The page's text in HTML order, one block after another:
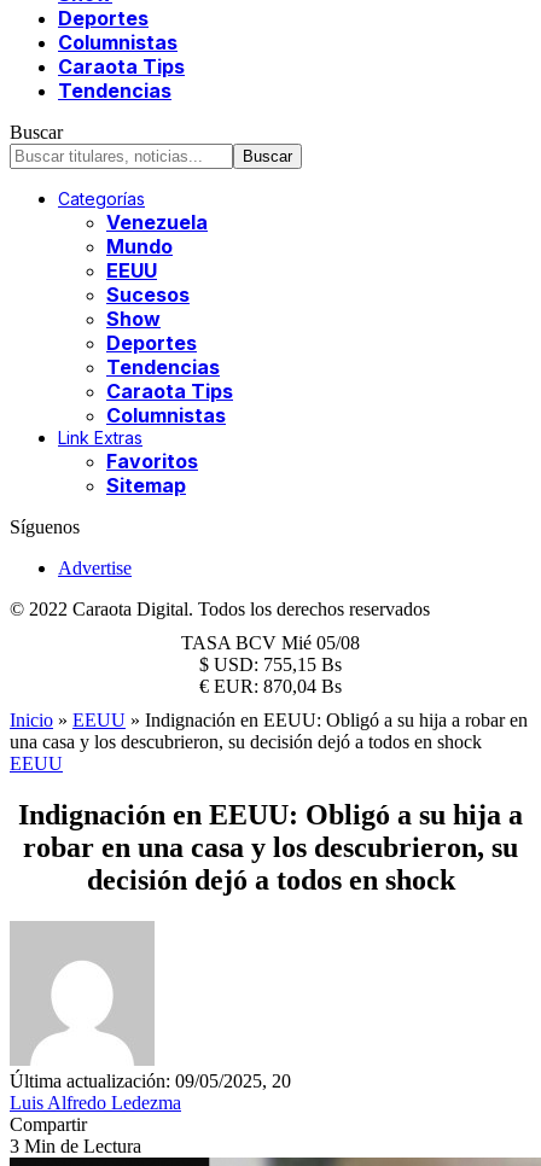
Deportes
Columnistas
Caraota Tips
Tendencias
Buscar
Categorías
Venezuela
Mundo
EEUU
Sucesos
Show
Deportes
Tendencias
Caraota Tips
Columnistas
Link Extras
Favoritos
Sitemap
Síguenos
Advertise
© 2022 Caraota Digital. Todos los derechos reservados
TASA BCV Mié 05/08
$ USD: 755,15 Bs
€ EUR: 870,04 Bs
Inicio » EEUU » Indignación en EEUU: Obligó a su hija a robar en
una casa y los descubrieron, su decisión dejó a todos en shock
EEUU
Indignación en EEUU: Obligó a su hija a
robar en una casa y los descubrieron, su
decisión dejó a todos en shock
Última actualización: 09/05/2025, 20
Luis Alfredo Ledezma
Compartir
3 Min de Lectura